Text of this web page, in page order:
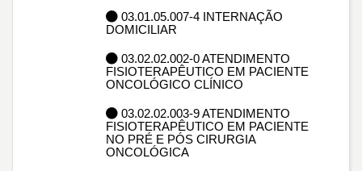
03.01.05.007-4 INTERNAÇÃO
DOMICILIAR
03.02.02.002-0 ATENDIMENTO
FISIOTERAPÊUTICO EM PACIENTE
ONCOLÓGICO CLÍNICO
03.02.02.003-9 ATENDIMENTO
FISIOTERAPÊUTICO EM PACIENTE
NO PRÉ E PÓS CIRURGIA
ONCOLÓGICA